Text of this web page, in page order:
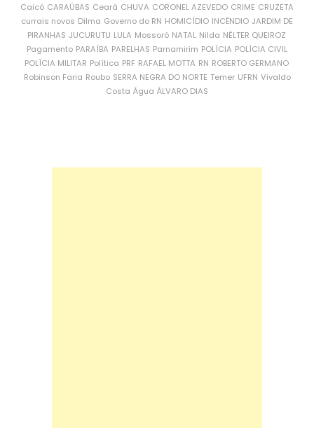
Caicó CARAÚBAS Ceará CHUVA CORONEL AZEVEDO CRIME CRUZETA
currais novos Dilma Governo do RN HOMICÍDIO INCÊNDIO JARDIM DE
PIRANHAS JUCURUTU LULA Mossoró NATAL Nilda NÉLTER QUEIROZ
Pagamento PARAÍBA PARELHAS Parnamirim POLÍCIA POLÍCIA CIVIL
POLÍCIA MILITAR Política PRF RAFAEL MOTTA RN ROBERTO GERMANO
Robinson Faria Roubo SERRA NEGRA DO NORTE Temer UFRN Vivaldo
Costa Água ÁLVARO DIAS